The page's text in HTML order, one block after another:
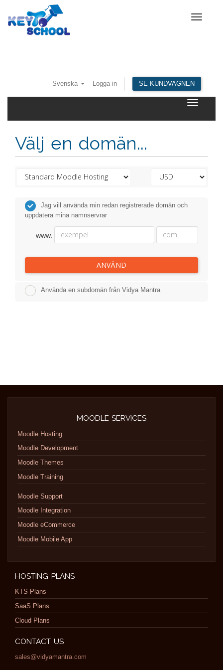
Toggle
Svenska Logga in SE KUNDVAGNEN
Toggle
Välj en domän...
Jag vill använda min redan registrerade domän och
uppdatera mina namnservrar
www.
ANVÄND
Använda en subdomän från Vidya Mantra
MOODLE SERVICES
Moodle Hosting
Moodle Development
Moodle Themes
Moodle Training
Moodle Support
Moodle Integration
Moodle eCommerce
Moodle Mobile App
HOSTING PLANS
KTS Plans
SaaS Plans
Cloud Plans
CONTACT US
sales@vidyamantra.com